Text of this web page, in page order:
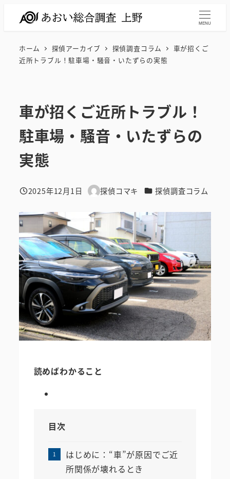
MENU
ホーム 探偵アーカイブ 探偵調査コラム
車が招くご
近所トラブル！駐車場・騒音・いたずらの実態
車が招くご近所トラブル！
駐車場・騒音・いたずらの
実態
投稿日
2025年12月1日
著
探偵コマキ カテゴリー
探偵調査コラム
読めばわかること
目次
はじめに：“車”が原因でご近
所関係が壊れるとき